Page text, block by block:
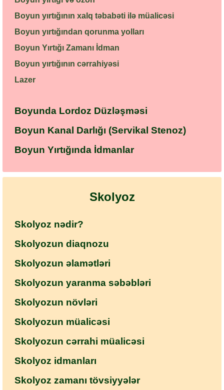
Boyun yırtığının xalq təbabəti ilə müalicəsi
Boyun yırtığından qorunma yolları
Boyun Yırtığı Zamanı İdman
Boyun yırtığının cərrahiyəsi
Lazer
Boyunda Lordoz Düzləşməsi
Boyun Kanal Darlığı (Servikal Stenoz)
Boyun Yırtığında İdmanlar
Skolyoz
Skolyoz nədir?
Skolyozun diaqnozu
Skolyozun əlamətləri
Skolyozun yaranma səbəbləri
Skolyozun növləri
Skolyozun müalicəsi
Skolyozun cərrahi müalicəsi
Skolyoz idmanları
Skolyoz zamanı tövsiyyələr